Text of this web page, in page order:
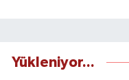
Yükleniyor...